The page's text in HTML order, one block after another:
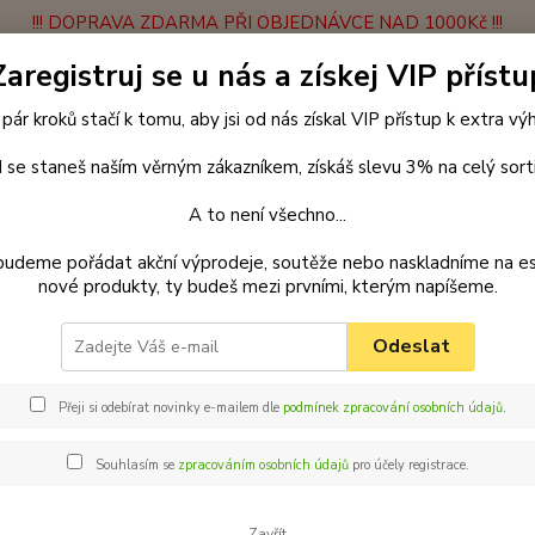
!!! DOPRAVA ZDARMA PŘI OBJEDNÁVCE NAD 1000Kč !!!
Vrácení zboží Obchodní podmínky Velkoobchodní spolupráce
přepínací vodítko pro psy
Máte
Jaké
jen
se u nás a získej VIP
kroků stačí k tomu, aby jsi od nás získal VIP přístup k extra
se staneš naším věrným zákazníkem, získáš slevu 3% na celý
A to není všechno...
pořádat akční výprodeje, soutěže nebo naskladníme na
nové produkty, ty budeš mezi prvními, kterým napíšeme.
Odeslat
Přeji si odebírat novinky e-mailem dle podmínek zpracování osobních údajů.
Souhlasím se zpracováním osobních údajůpro účely registrace.